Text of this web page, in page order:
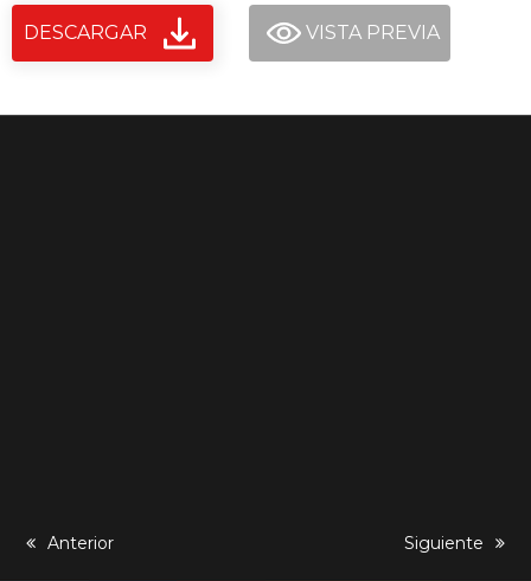
DESCARGAR VISTA PREVIA
previous
Anterior
next
Siguiente